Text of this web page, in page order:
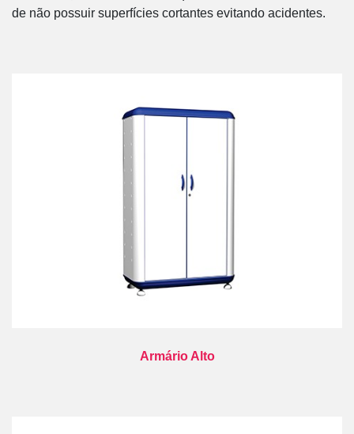
de não possuir superfícies cortantes evitando acidentes.
Armário Alto